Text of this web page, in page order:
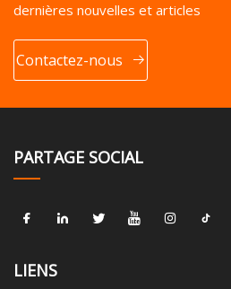
dernières nouvelles et articles
Contactez-nous
PARTAGE SOCIAL
LIENS